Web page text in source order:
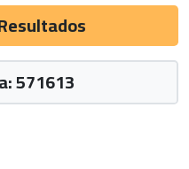
571613